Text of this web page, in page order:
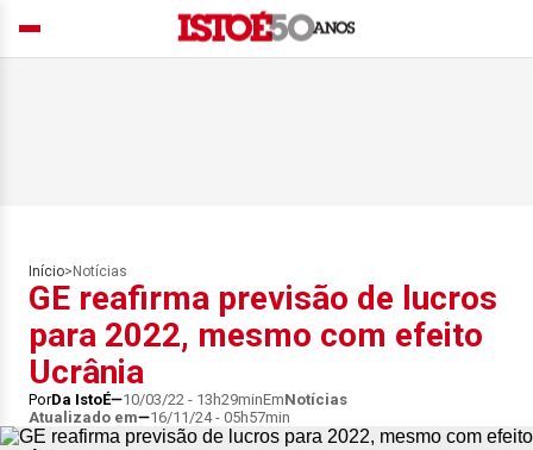
Início> Notícias
GE reafirma previsão de lucros
para 2022, mesmo com efeito
Ucrânia
PorDa IstoÉ 10/03/22 - 13h29minEmNotícias
Atualizado em
16/11/24 - 05h57min